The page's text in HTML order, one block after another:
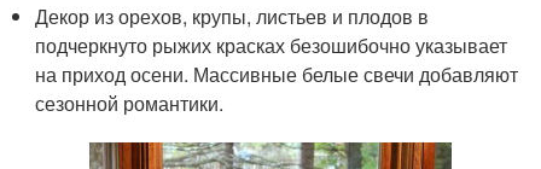
Декор из орехов, крупы, листьев и плодов в
подчеркнуто рыжих красках безошибочно указывает
на приход осени. Массивные белые свечи добавляют
сезонной романтики.